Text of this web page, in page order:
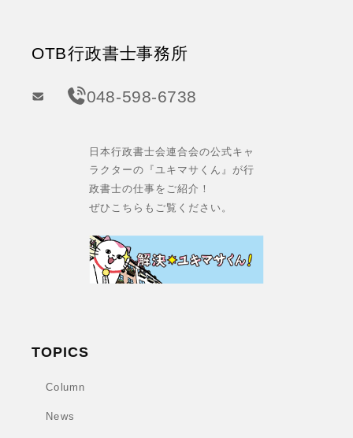
OTB行政書士事務所
048-598-6738
日本行政書士会連合会の公式キャ
ラクターの『ユキマサくん』が行
政書士の仕事をご紹介！
ぜひこちらもご覧ください。
TOPICS
Column
News